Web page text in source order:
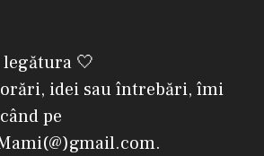
🤍
idei sau întrebări, îmi
pe